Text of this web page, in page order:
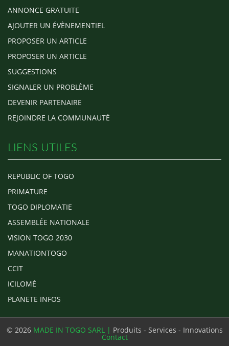
ANNONCE GRATUITE
AJOUTER UN ÉVÈNEMENTIEL
PROPOSER UN ARTICLE
PROPOSER UN ARTICLE
SUGGESTIONS
SIGNALER UN PROBLÈME
DEVENIR PARTENAIRE
REJOINDRE LA COMMUNAUTÉ
LIENS UTILES
REPUBLIC OF TOGO
PRIMATURE
TOGO DIPLOMATIE
ASSEMBLÉE NATIONALE
VISION TOGO 2030
MANATIONTOGO
CCIT
ICILOMÉ
PLANETE INFOS
© 2026 MADE IN TOGO SARL | Produits - Services - Innovations
Contact